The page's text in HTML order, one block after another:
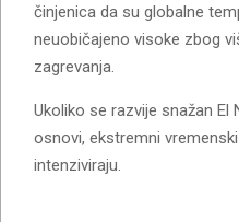
činjenica da su globalne
neuobičajeno visoke zbog
zagrevanja.
Ukoliko se razvije snažan El
osnovi, ekstremni
intenziviraju.